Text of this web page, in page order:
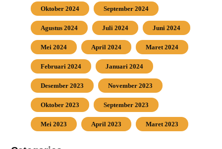
Oktober 2024 September 2024
Agustus 2024 Juli 2024 Juni 2024
Mei 2024 April 2024 Maret 2024
Februari 2024 Januari 2024
Desember 2023 November 2023
Oktober 2023 September 2023
Mei 2023 April 2023 Maret 2023